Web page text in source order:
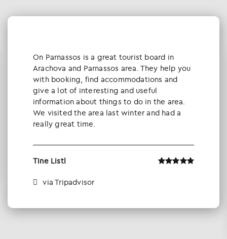
Οn Parnassos is a great tourist board in
Arachova and Parnassos area. They help you
with booking, find accommodations and
give a lot of interesting and useful
information about things to do in the area.
We visited the area last winter and had a
really great time.
Tine Listl
via Tripadvisor